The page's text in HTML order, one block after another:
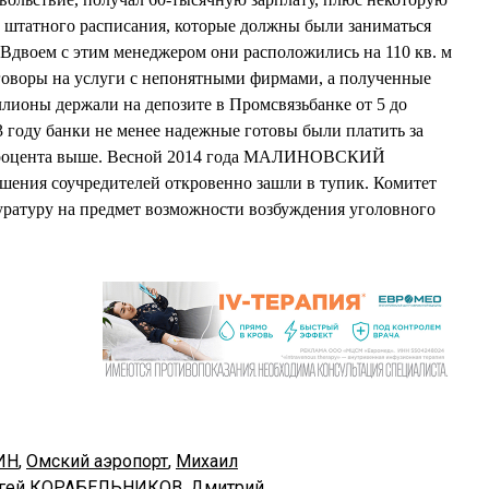
расписания, которые должны были заниматься
с этим менеджером они расположились на 110 кв. м
на услуги с непонятными фирмами, а полученные
держали на депозите в Промсвязьбанке от 5 до
банки не менее надежные готовы были платить за
выше. Весной 2014 года МАЛИНОВСКИЙ
соучредителей откровенно зашли в тупик. Комитет
на предмет возможности возбуждения уголовного
, Омский аэропорт, Михаил